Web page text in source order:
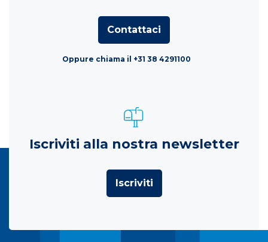
Contattaci
Oppure chiama il +31 38 4291100
Iscriviti alla nostra newsletter
Iscriviti